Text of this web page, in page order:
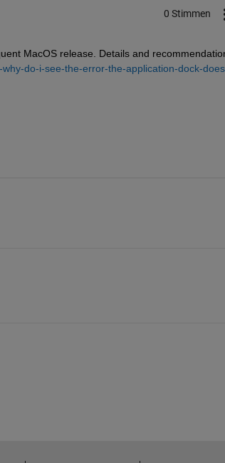
0 Stimmen
MacOS release. Details and
do-i-see-the-error-the-application-dock-